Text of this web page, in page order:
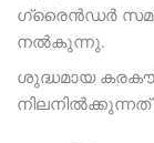
ഗ്രൈൻഡർ
നൽകുന്നു.
ശുദ്ധമായ
നിലനിൽക്കുന്നത്